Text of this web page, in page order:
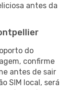
antes da
do
confirme
antes de sair
SIM local, será